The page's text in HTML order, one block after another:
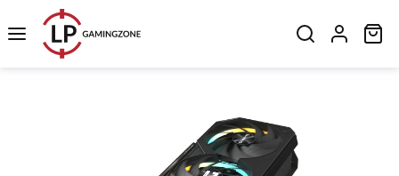
Zum Hauptinhalt springen